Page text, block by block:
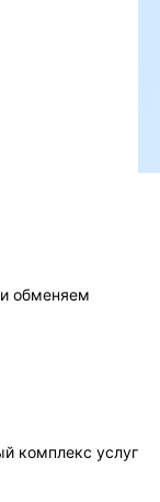
обменяем
комплекс услуг